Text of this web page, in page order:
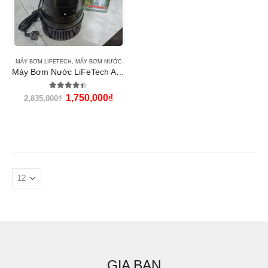
MÁY BƠM LIFETECH MÁY BƠM NƯỚC
4.33 out of 5
2,835,000₫ 1,750,000₫